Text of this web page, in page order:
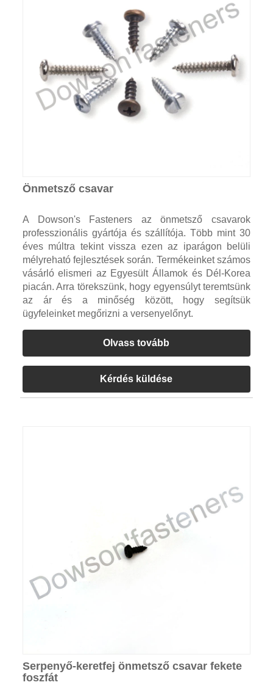
Önmetsző csavar
A Dowson's Fasteners az önmetsző csavarok
professzionális gyártója és szállítója. Több mint 30
éves múltra tekint vissza ezen az iparágon belüli
mélyreható fejlesztések során. Termékeinket számos
vásárló elismeri az Egyesült Államok és Dél-Korea
piacán. Arra törekszünk, hogy egyensúlyt teremtsünk
az ár és a minőség között, hogy segítsük
ügyfeleinket megőrizni a versenyelőnyt.
Olvass tovább
Kérdés küldése
Serpenyő-keretfej önmetsző csavar fekete
foszfát